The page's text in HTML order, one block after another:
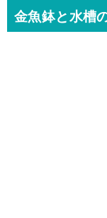
金魚鉢と水槽